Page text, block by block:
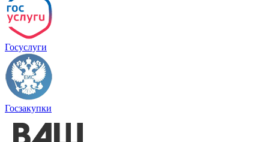
Госуслуги
Госзакупки